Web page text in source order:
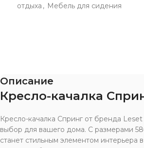
отдыха , Мебель для сидения
Описание
Кресло-качалка
Кресло-качалка Спринг от бренда
выбор для вашего дома. С размерами
станет стильным элементом интерьера